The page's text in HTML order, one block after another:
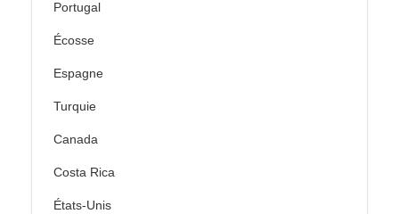
Portugal
Écosse
Espagne
Turquie
Canada
Costa Rica
États-Unis